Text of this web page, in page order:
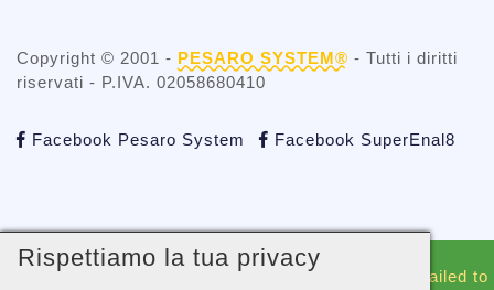
Rispettiamo la tua privacy
Copyright © 2001 - PESARO SYSTEM® - Tutti i diritti
riservati - P.IVA. 02058680410
Facebook Pesaro System Facebook SuperEnal8
Warning
: include(./whatsapp/whatsappblock.php): Failed to